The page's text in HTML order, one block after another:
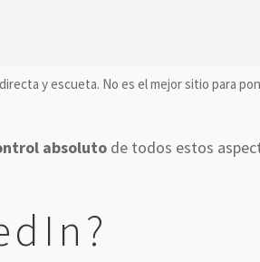
y escueta. No es el mejor sitio para
absoluto de todos estos